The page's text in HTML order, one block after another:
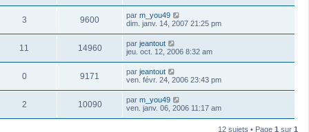
3 9600 par m_you49
dim. janv. 14, 2007 21:25 pm
11 14960 par jeantout
jeu. oct. 12, 2006 8:32 am
0 9171 par jeantout
ven. févr. 24, 2006 23:43 pm
2 10090 par m_you49
ven. janv. 06, 2006 11:17 am
12 sujets • Page 1 sur 1